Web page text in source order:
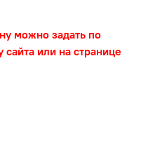
можно задать по
сайта или на странице